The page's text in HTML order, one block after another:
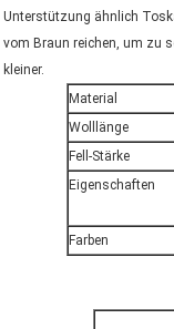
Unterstützung ähnlich
vom Braun reichen, um zu
kleiner.
Material
Wolllänge
Fell-Stärke
Eigenschaften
Farben